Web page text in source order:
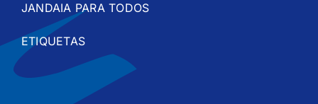
JANDAIA PARA TODOS
ETIQUETAS